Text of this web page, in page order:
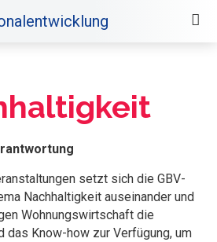
setzt sich die GBV-
Nachhaltigkeit auseinander und
Wohnungswirtschaft die
das Know-how zur Verfügung, um